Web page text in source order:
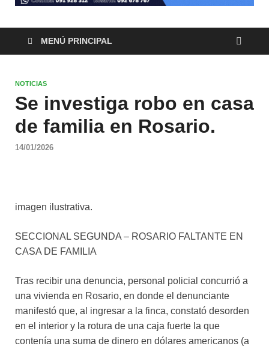
MENÚ PRINCIPAL
NOTICIAS
Se investiga robo en casa
de familia en Rosario.
14/01/2026
imagen ilustrativa.
SECCIONAL SEGUNDA – ROSARIO FALTANTE EN
CASA DE FAMILIA
Tras recibir una denuncia, personal policial concurrió a
una vivienda en Rosario, en donde el denunciante
manifestó que, al ingresar a la finca, constató desorden
en el interior y la rotura de una caja fuerte la que
contenía una suma de dinero en dólares americanos (a